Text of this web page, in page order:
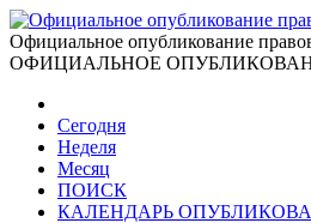
Официальное опубликование
ОФИЦИАЛЬНОЕ
Сегодня
Неделя
Месяц
ПОИСК
КАЛЕНДАРЬ